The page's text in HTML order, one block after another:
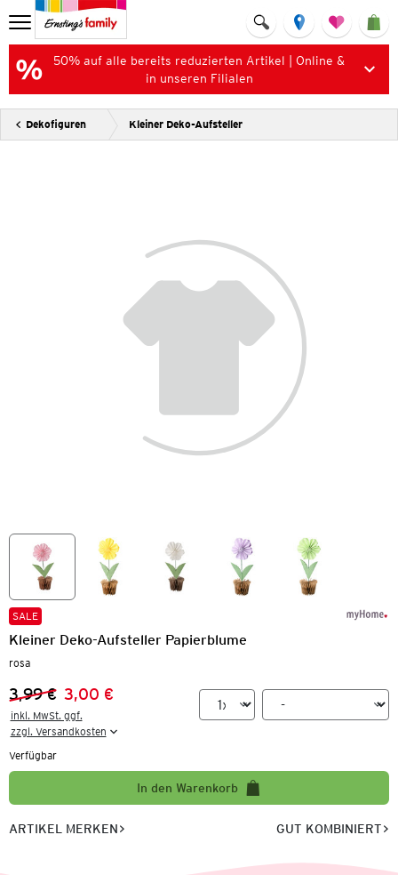
50% auf alle bereits reduzierten Artikel | Online &
in unseren Filialen
Dekofiguren Kleiner Deko-Aufsteller
SALE
Kleiner Deko-Aufsteller Papierblume
rosa
Vorheriger Preis:
3,99 €
Neuer Preis:
3,00 €
inkl. MwSt. ggf.
zzgl. Versandkosten
Verfügbar
In den Warenkorb
ARTIKEL MERKEN GUT KOMBINIERT